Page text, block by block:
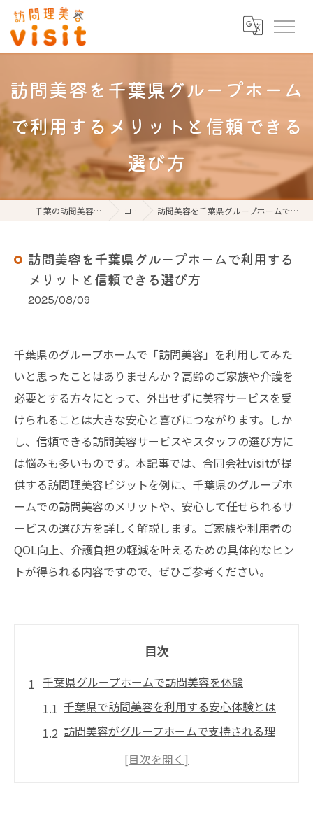
訪問美容を千葉県グループホーム
で利用するメリットと信頼できる
選び方
千葉の訪問美容なら訪問理美容visit コラム 訪問美容を千葉県グループホームで利用するメリットと信頼できる選び方
訪問美容を千葉県グループホームで利用する
メリットと信頼できる選び方
2025/08/09
千葉県のグループホームで「訪問美容」を利用してみた
いと思ったことはありませんか？高齢のご家族や介護を
必要とする方々にとって、外出せずに美容サービスを受
けられることは大きな安心と喜びにつながります。しか
し、信頼できる訪問美容サービスやスタッフの選び方に
は悩みも多いものです。本記事では、合同会社visitが提
供する訪問理美容ビジットを例に、千葉県のグループホ
ームでの訪問美容のメリットや、安心して任せられるサ
ービスの選び方を詳しく解説します。ご家族や利用者の
QOL向上、介護負担の軽減を叶えるための具体的なヒン
トが得られる内容ですので、ぜひご参考ください。
目次
千葉県グループホームで訪問美容を体験
千葉県で訪問美容を利用する安心体験とは
訪問美容がグループホームで支持される理